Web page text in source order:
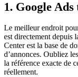
1. Google
Le meilleur endroit
est directement depuis
Center est la base de
d’annonces. Oubliez
la référence exacte de
réellement.